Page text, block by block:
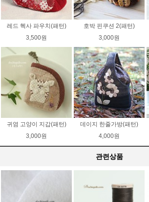
레드 헥사 파우치(패턴)
3,500원
호박 핀쿠션 2(패턴)
3,000원
귀염 고양이 지갑(패턴)
3,000원
데이지 한줄가방(패턴)
4,000원
관련상품